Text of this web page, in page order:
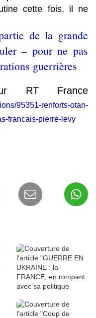
cette fois, il ne
de la grande
– pour ne pas
guerrières
RT France
95351-renforts-otan-
francais-pierre-levy